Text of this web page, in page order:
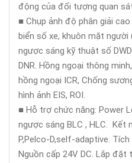
động của đối tượng quan
■ Chụp ảnh độ phân giải
biển số xe, khuôn mặt
ngược sáng kỹ thuật số
DNR. Hồng ngoại thông
hồng ngoại ICR, Chống
hình ảnh EIS, ROI.
■ Hỗ trợ chức năng: Power
ngược sáng BLC , HLC. Kết
P,Pelco-D,self-adaptive.
Nguồn cấp 24V DC. Lắp đặt